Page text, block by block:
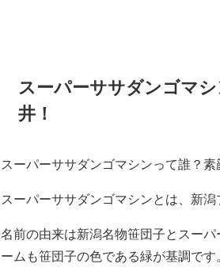
スーパーササダンゴマ
井！
スーパーササダンゴマシンって誰？素
スーパーササダンゴマシンとは、新
名前の由来は新潟名物笹団子とスー
ームも笹団子の色である緑が基調です